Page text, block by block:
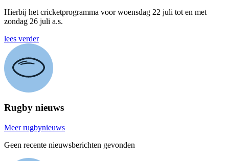
Hierbij het cricketprogramma voor woensdag 22 juli tot en met
zondag 26 juli a.s.
lees verder
Rugby nieuws
Meer rugbynieuws
Geen recente nieuwsberichten gevonden